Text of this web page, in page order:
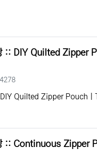
:: DIY Quilted Zipper
조회
4278
::DIY Quilted Zipper Pouch
:: Continuous Zipper